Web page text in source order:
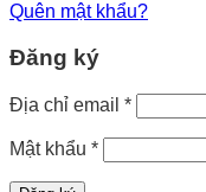
Quên mật khẩu?
Đăng ký
Địa chỉ email *
Mật khẩu *